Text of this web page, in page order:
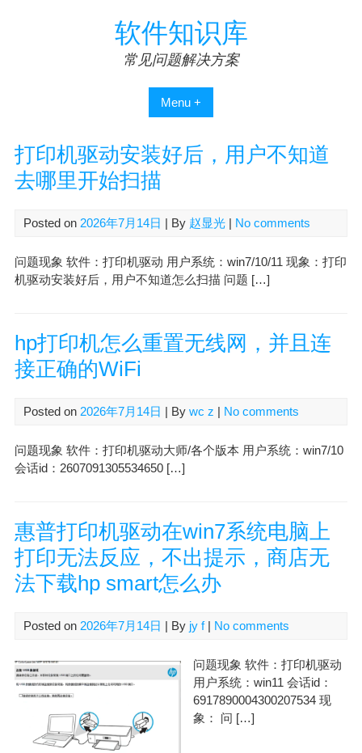
软件知识库
常见问题解决方案
Menu +
打印机驱动安装好后，用户不知道
去哪里开始扫描
Posted on 2026年7月14日 | By 赵显光| No comments
问题现象 软件：打印机驱动 用户系统：win7/10/11 现象：打印
机驱动安装好后，用户不知道怎么扫描 问题 […]
hp打印机怎么重置无线网，并且连
接正确的WiFi
Posted on 2026年7月14日 | By wc z | No comments
问题现象 软件：打印机驱动大师/各个版本 用户系统：win7/10
会话id：2607091305534650 […]
惠普打印机驱动在win7系统电脑上
打印无法反应，不出提示，商店无
法下载hp smart怎么办
Posted on 2026年7月14日 | By jy f| No comments
问题现象 软件：打印机驱动
用户系统：win11 会话id：
6917890004300207534 现
象： 问 […]